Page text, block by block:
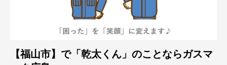
【福山市】で「乾太くん」のことならガスマ